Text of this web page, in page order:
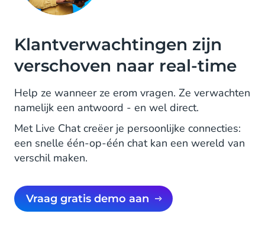
Klantverwachtingen zijn
verschoven naar real-time
Help ze wanneer ze erom vragen. Ze verwachten
namelijk een antwoord - en wel direct.
Met Live Chat creëer je persoonlijke connecties:
een snelle één-op-één chat kan een wereld van
verschil maken.
Vraag gratis demo aan